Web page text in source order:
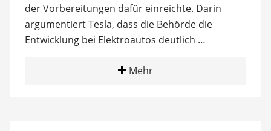
der Vorbereitungen dafür einreichte. Darin
argumentiert Tesla, dass die Behörde die
Entwicklung bei Elektroautos deutlich …
Mehr